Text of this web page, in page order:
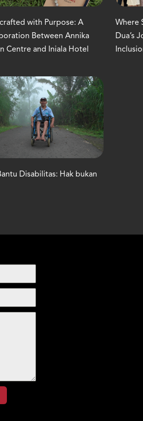
with Purpose: A
Between Annika
Centre and Iniala Hotel
Where
Dua’s
Disabilitas: Hak bukan